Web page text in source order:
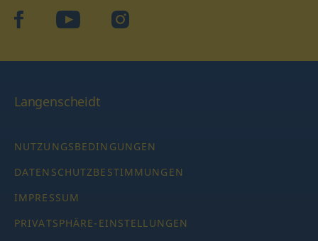
facebookYouTube Instagram
Langenscheidt
NUTZUNGSBEDINGUNGEN
DATENSCHUTZBESTIMMUNGEN
IMPRESSUM
PRIVATSPHÄRE-EINSTELLUNGEN